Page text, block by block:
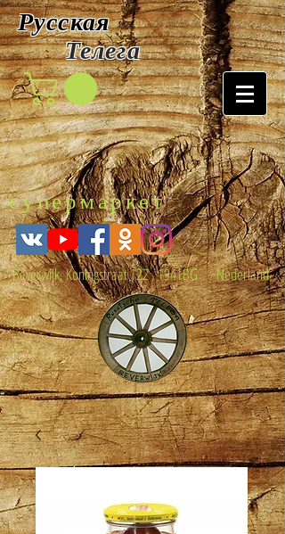
Русская
Телега
супермаркет
Beverwijk, Koningstraat 122 , 1941BG Nederland